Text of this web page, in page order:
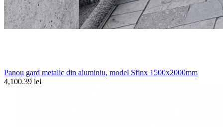
Panou gard metalic din aluminiu, model Sfinx 1500x2000mm
4,100.39 lei